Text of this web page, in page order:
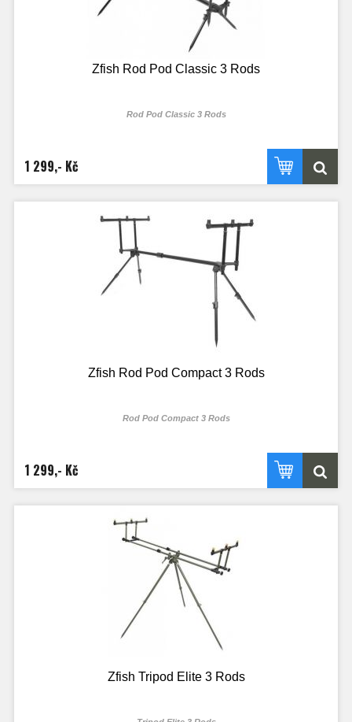
Zfish Rod Pod Classic 3 Rods
Rod Pod Classic 3 Rods
1 299,- Kč
Zfish Rod Pod Compact 3 Rods
Rod Pod Compact 3 Rods
1 299,- Kč
Zfish Tripod Elite 3 Rods